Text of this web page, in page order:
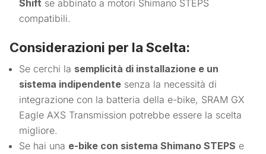
Shift se abbinato a motori Shimano STEPS
compatibili.
Considerazioni per la Scelta:
Se cerchi la semplicità di installazione e un
sistema indipendente senza la necessità di
integrazione con la batteria della e-bike, SRAM GX
Eagle AXS Transmission potrebbe essere la scelta
migliore.
Se hai una e-bike con sistema Shimano STEPS e